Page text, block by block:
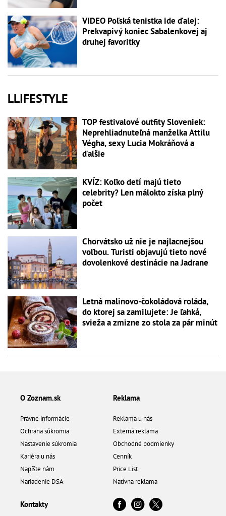
VIDEO Poľská tenistka ide ďalej:
Prekvapivý koniec Sabalenkovej aj
druhej favoritky
LLIFESTYLE
TOP festivalové outfity Sloveniek:
Neprehliadnuteľná manželka Attilu
Végha, sexy Lucia Mokráňová a
ďalšie
KVÍZ: Koľko detí majú tieto
celebrity? Len málokto získa plný
počet
Chorvátsko už nie je najlacnejšou
voľbou. Turisti objavujú tieto nové
dovolenkové destinácie na Jadrane
Letná malinovo-čokoládová roláda,
do ktorej sa zamilujete: Je ľahká,
svieža a zmizne zo stola za pár minút
O Zoznam.sk
Právne informácie
Ochrana súkromia
Nastavenie súkromia
Kariéra u nás
Napíšte nám
Nariadenie DSA
Reklama
Reklama u nás
Externá reklama
Obchodné podmienky
Cenník
Price List
Natívna reklama
Kontakty